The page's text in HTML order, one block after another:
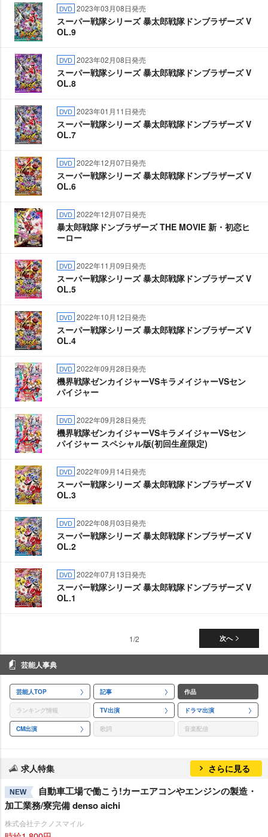
DVD 2023年03月08日発売
スーパー戦隊シリーズ 暴太郎戦隊ドンブラザーズ V
OL.9
DVD 2023年02月08日発売
スーパー戦隊シリーズ 暴太郎戦隊ドンブラザーズ V
OL.8
DVD 2023年01月11日発売
スーパー戦隊シリーズ 暴太郎戦隊ドンブラザーズ V
OL.7
DVD 2022年12月07日発売
スーパー戦隊シリーズ 暴太郎戦隊ドンブラザーズ V
OL.6
DVD 2022年12月07日発売
暴太郎戦隊ドンブラザーズ THE MOVIE 新・初恋ヒ
ーロー
DVD 2022年11月09日発売
スーパー戦隊シリーズ 暴太郎戦隊ドンブラザーズ V
OL.5
DVD 2022年10月12日発売
スーパー戦隊シリーズ 暴太郎戦隊ドンブラザーズ V
OL.4
DVD 2022年09月28日発売
機界戦隊ゼンカイジャーVSキラメイジャーVSセン
パイジャー
DVD 2022年09月28日発売
機界戦隊ゼンカイジャーVSキラメイジャーVSセン
パイジャー スペシャル版(初回生産限定)
DVD 2022年09月14日発売
スーパー戦隊シリーズ 暴太郎戦隊ドンブラザーズ V
OL.3
DVD 2022年08月03日発売
スーパー戦隊シリーズ 暴太郎戦隊ドンブラザーズ V
OL.2
DVD 2022年07月13日発売
スーパー戦隊シリーズ 暴太郎戦隊ドンブラザーズ V
OL.1
次へ
1/2
芸能人事典
芸能人TOP 記事 作品
ランキング情報 TV出演 ドラマ出演
CM出演 歌詞 音楽配信
求人特集 さらに見る
NEW
自動車工場で働こう!カーエアコンやエンジンの製造・
加工業務/寮完備 denso aichi
株式会社テクノスマイル